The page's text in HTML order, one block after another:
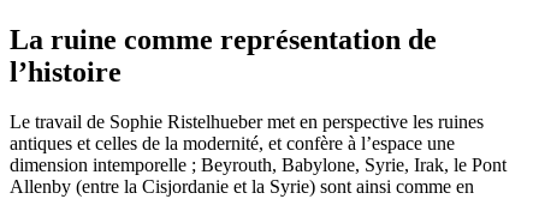
La ruine comme représentation de
l’histoire
Le travail de Sophie Ristelhueber met en perspective les ruines
antiques et celles de la modernité, et confère à l’espace une
dimension intemporelle ; Beyrouth, Babylone, Syrie, Irak, le Pont
Allenby (entre la Cisjordanie et la Syrie) sont ainsi comme en